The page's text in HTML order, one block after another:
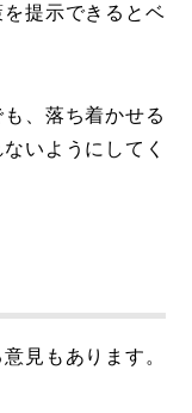
提示できるとベ
、落ち着かせる
いようにしてく
見もあります。